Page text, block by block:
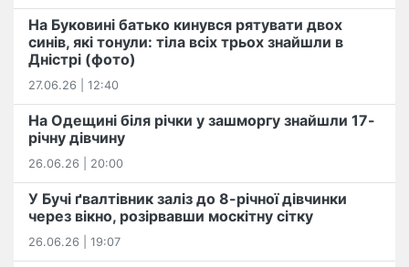
На Буковині батько кинувся рятувати двох
синів, які тонули: тіла всіх трьох знайшли в
Дністрі (фото)
27.06.26 | 12:40
На Одещині біля річки у зашморгу знайшли 17-
річну дівчину
26.06.26 | 20:00
У Бучі ґвалтівник заліз до 8-річної дівчинки
через вікно, розірвавши москітну сітку
26.06.26 | 19:07